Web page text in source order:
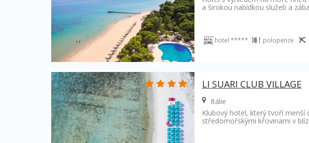
a širokou nabídkou služeb a
hotel ***** polopenze
LI SUARI CLUB VILLAGE
Itálie
Klubový hotel, který tvoří menší
středomořskými křovinami v